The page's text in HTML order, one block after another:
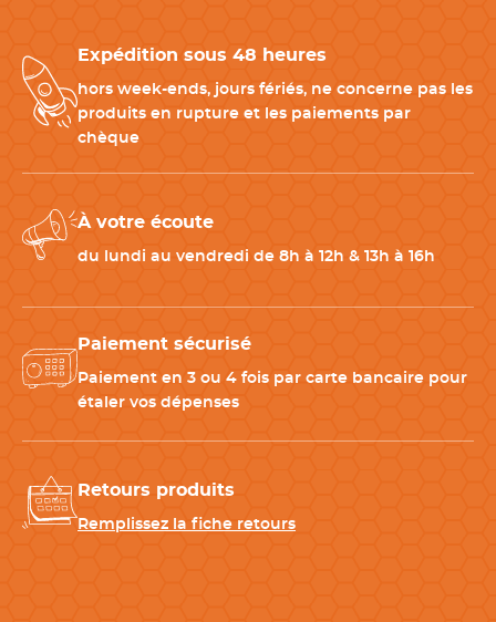
Pour optimiservotre production après scarification
complétez votre équipement avec :
Tamis inox professionnel: permet de fariner uniformément
les pâtons avant incision afin d’obtenir un contraste net et
ventilation homogène des pains à la sortie du four et préserver
la qualité des incisions réalisées.
Moule à pain professionnel: garantit une forme régulière du
et de la cuisson.
CARACTÉRISTIQUES TECHNIQUES
Longueur
Expédition sous 48 heures
hors week-ends, jours fériés, ne concerne pas les
produits en rupture et les paiements par
chèque
À votre écoute
du lundi au vendredi de 8h à 12h & 13h à 16h
Paiement sécurisé
Paiement en 3 ou 4 fois par carte bancaire pour
étaler vos dépenses
Retours produits
Remplissez la fiche retours